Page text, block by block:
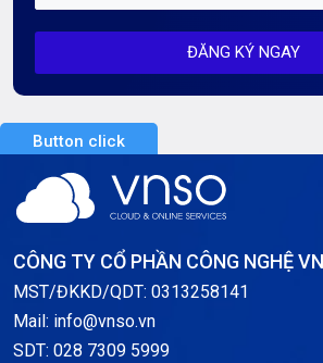
Mỗi tuần 01 Server
Server Dedicated (Máy chủ riêng)
Server GPU
Server Windows
Thông báo
Thông tin chung
ĐĂNG KÝ NGAY
Button click
CÔNG TY CỔ PHẦN CÔNG NGHỆ
MST/ĐKKD/QDT: 0313258141
Mail: info@vnso.vn
SDT: 028 7309 5999